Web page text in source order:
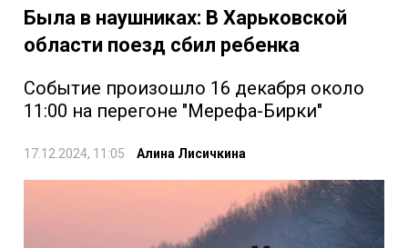
Была в наушниках: В Харьковской
области поезд сбил ребенка
Событие произошло 16 декабря около
11:00 на перегоне "Мерефа-Бирки"
17.12.2024, 11:05 Алина Лисичкина